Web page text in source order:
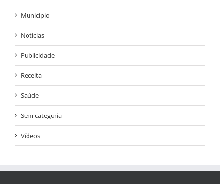
Município
Notícias
Publicidade
Receita
Saúde
Sem categoria
Vídeos